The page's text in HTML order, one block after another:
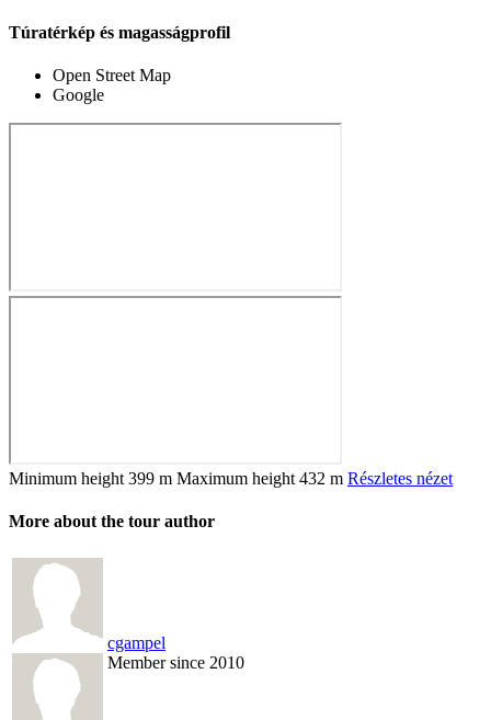
Túratérkép és magasságprofil
Open Street Map
Google
Minimum height 399 m Maximum height 432 m Részletes nézet
More about the tour author
cgampel
Member since 2010